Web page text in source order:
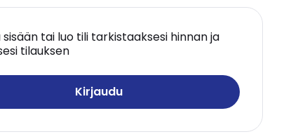
sisään tai luo tili tarkistaaksesi hinnan ja
tilauksen
Kirjaudu